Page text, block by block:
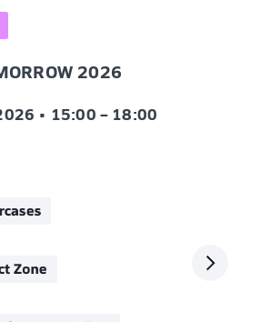
2026
• 15:00 – 18:00